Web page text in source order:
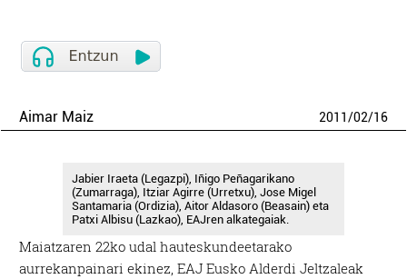
Aimar Maiz 2011/02/16
Jabier Iraeta (Legazpi), Iñigo Peñagarikano
(Zumarraga), Itziar Agirre (Urretxu), Jose Migel
Santamaria (Ordizia), Aitor Aldasoro (Beasain) eta
Patxi Albisu (Lazkao), EAJren alkategaiak.
Maiatzaren 22ko udal hauteskundeetarako
aurrekanpainari ekinez, EAJ Eusko Alderdi Jeltzaleak